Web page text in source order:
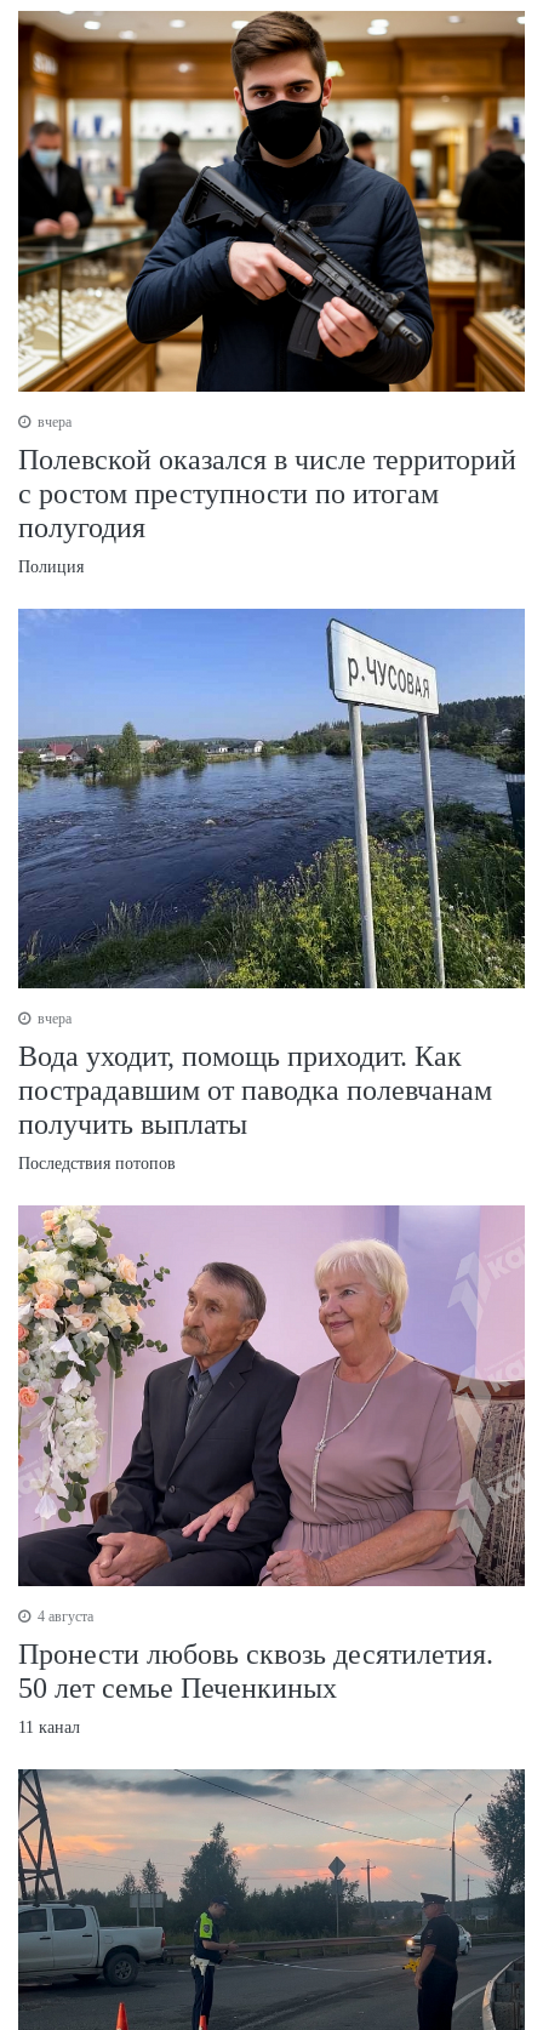
вчера
Полевской оказался в числе территорий
с ростом преступности по итогам
полугодия
Полиция
вчера
Вода уходит, помощь приходит. Как
пострадавшим от паводка полевчанам
получить выплаты
Последствия потопов
4 августа
Пронести любовь сквозь десятилетия.
50 лет семье Печенкиных
11 канал